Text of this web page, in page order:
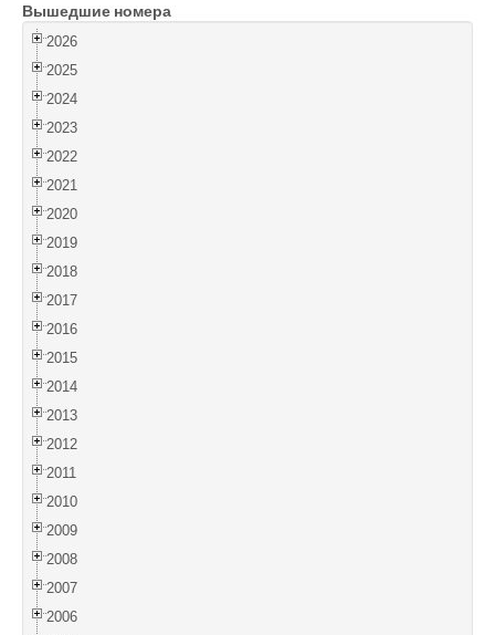
Войти
Вышедшие номера
2026
2025
2024
2023
2022
2021
2020
2019
2018
2017
2016
2015
2014
2013
2012
2011
2010
2009
2008
2007
2006